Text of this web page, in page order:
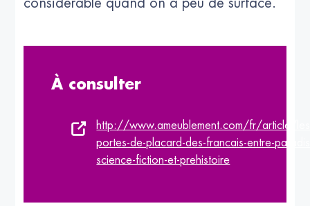
considérable quand on a peu de surface.
À consulter
http://www.ameublement.com/fr/article/
portes-de-placard-des-francais-entre-
science-fiction-et-prehistoire